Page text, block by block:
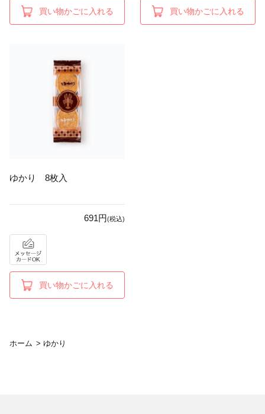
買い物かごに入れる 買い物かごに入れる
ゆかり 8枚入
691円(税込)
買い物かごに入れる
ホーム > ゆかり